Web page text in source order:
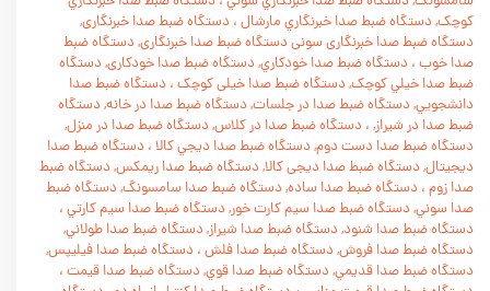
کوچک, دستگاه ضبط صدا خبرنگاري مارشال ، دستگاه ضبط صدا خبرنگاری,
دستگاه ضبط صدا خبرنگاری سونی دستگاه ضبط صدا خبرنگاری, دستگاه ضبط
صدا خوب ، دستگاه ضبط صدا خودکاري, دستگاه ضبط صدا خودکاری, دستگاه
ضبط صدا خيلي کوچک, دستگاه ضبط صدا خیلی کوچک ، دستگاه ضبط صدا
دانشجويي, دستگاه ضبط صدا در جلسات, دستگاه ضبط صدا در خانه, دستگاه
ضبط صدا در شيراز, ، دستگاه ضبط صدا در کلاس, دستگاه ضبط صدا در منزل,
دستگاه ضبط صدا دست دوم, دستگاه ضبط صدا ديجي کالا ، دستگاه ضبط صدا
ديجيتال, دستگاه ضبط صدا دیجی کالا, دستگاه ضبط صدا ريمکس, دستگاه ضبط
صدا زوم ، دستگاه ضبط صدا ساده, دستگاه ضبط صدا سامسونگ, دستگاه ضبط
صدا سوني, دستگاه ضبط صدا سيم کارت خور, دستگاه ضبط صدا سيم کارتي ،
دستگاه ضبط صدا شنود, دستگاه ضبط صدا شيراز, دستگاه ضبط صدا طولاني,
دستگاه ضبط صدا فروش, دستگاه ضبط صدا فلش ، دستگاه ضبط صدا فيليپس,
دستگاه ضبط صدا قديمي, دستگاه ضبط صدا قوي, دستگاه ضبط صدا قيمت ،